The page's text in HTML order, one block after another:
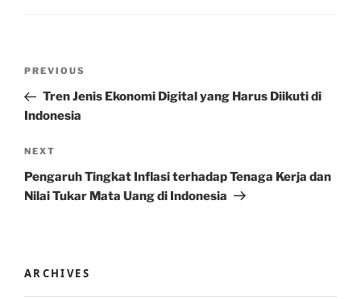
Previous
Post
PREVIOUS
Tren Jenis Ekonomi Digital yang Harus Diikuti di
Indonesia
Next
Post
NEXT
Pengaruh Tingkat Inflasi terhadap Tenaga Kerja dan
Nilai Tukar Mata Uang di Indonesia
ARCHIVES